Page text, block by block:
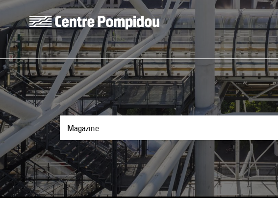
Skip to main content
Centre Pompidou